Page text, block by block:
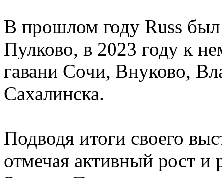
В прошлом году Russ был
Пулково, в 2023 году к
гавани Сочи, Внуково,
Сахалинска.
Подводя итоги своего
отмечая активный рост и